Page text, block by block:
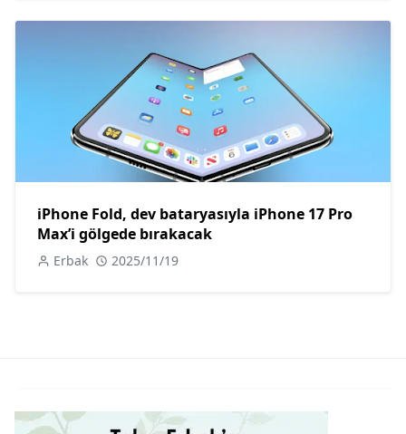
iPhone Fold, dev bataryasıyla iPhone 17 Pro
Max’i gölgede bırakacak
Erbak 2025/11/19